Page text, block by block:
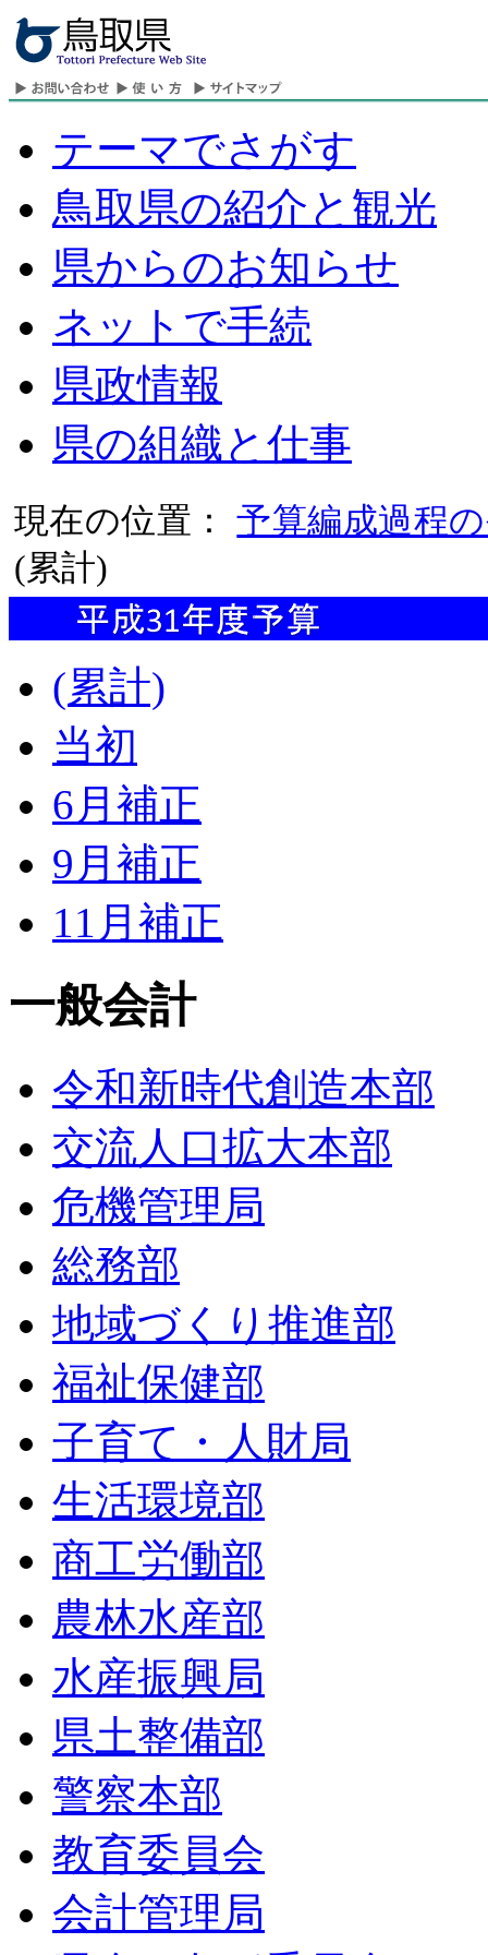
テーマでさがす
鳥取県の紹介と観光
県からのお知らせ
ネットで手続
県政情報
県の組織と仕事
現在の位置：予算編成過程
(累計)
(累計)
当初
6月補正
9月補正
11月補正
一般会計
令和新時代創造本部
交流人口拡大本部
危機管理局
総務部
地域づくり推進部
福祉保健部
子育て・人財局
生活環境部
商工労働部
農林水産部
水産振興局
県土整備部
警察本部
教育委員会
会計管理局